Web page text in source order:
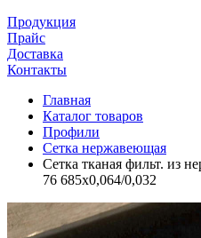
Продукция
Прайс
Доставка
Контакты
Главная
Каталог товаров
Профили
Сетка нержавеющая
Сетка тканая фильт. из
76 685х0,064/0,032